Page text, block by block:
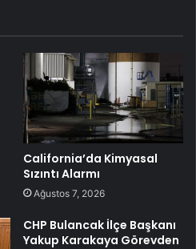
California’da Kimyasal
Sızıntı Alarmı
Ağustos 7, 2026
CHP Bulancak İlçe Başkanı
Yakup Karakaya Görevden